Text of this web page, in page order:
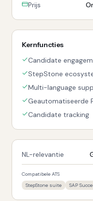
Prijs
Kernfuncties
Candidate
StepStone
Multi-language
Geautomatiseerde
Candidate tracking
NL-relevantie
Compatibele ATS
StepStone suite
SAP